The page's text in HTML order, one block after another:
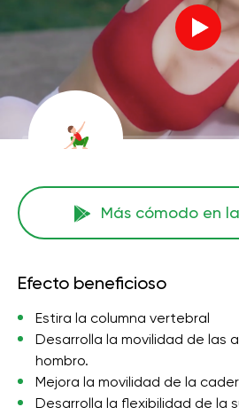
Más cómodo en
Efecto beneficioso
Estira la columna vertebral
Desarrolla la movilidad de las
hombro.
Mejora la movilidad de la
Desarrolla la flexibilidad de la